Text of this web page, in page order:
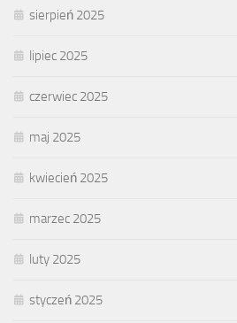
sierpień 2025
lipiec 2025
czerwiec 2025
maj 2025
kwiecień 2025
marzec 2025
luty 2025
styczeń 2025